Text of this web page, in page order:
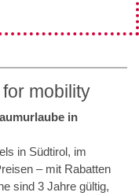
mobility
in
in Südtirol, im
– mit Rabatten
sind 3 Jahre gültig,